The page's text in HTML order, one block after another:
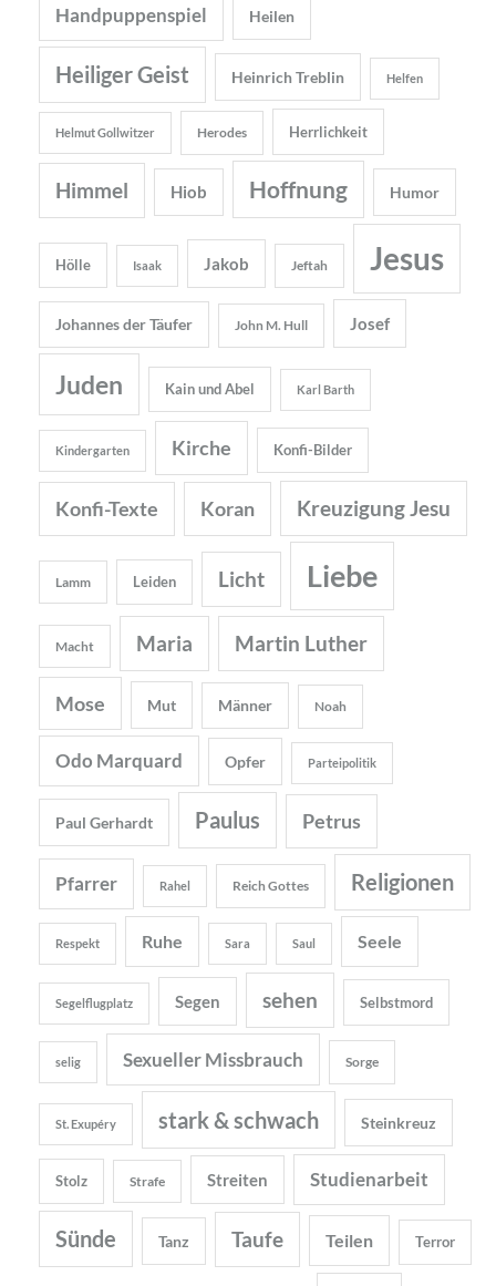
Handpuppenspiel Heilen
Heiliger Geist Heinrich Treblin Helfen
Helmut Gollwitzer Herodes Herrlichkeit
Himmel Hiob Hoffnung Humor
Hölle Isaak Jakob Jeftah Jesus
Johannes der Täufer John M. Hull Josef
Juden Kain und Abel Karl Barth
Kindergarten Kirche Konfi-Bilder
Konfi-Texte Koran Kreuzigung Jesu
Lamm Leiden Licht Liebe
Macht Maria Martin Luther
Mose Mut Männer Noah
Odo Marquard Opfer Parteipolitik
Paul Gerhardt Paulus Petrus
Pfarrer Rahel Reich Gottes Religionen
Respekt Ruhe Sara Saul Seele
Segelflugplatz Segen sehen Selbstmord
selig Sexueller Missbrauch Sorge
St. Exupéry stark & schwach Steinkreuz
Stolz Strafe Streiten Studienarbeit
Sünde Tanz Taufe Teilen Terror